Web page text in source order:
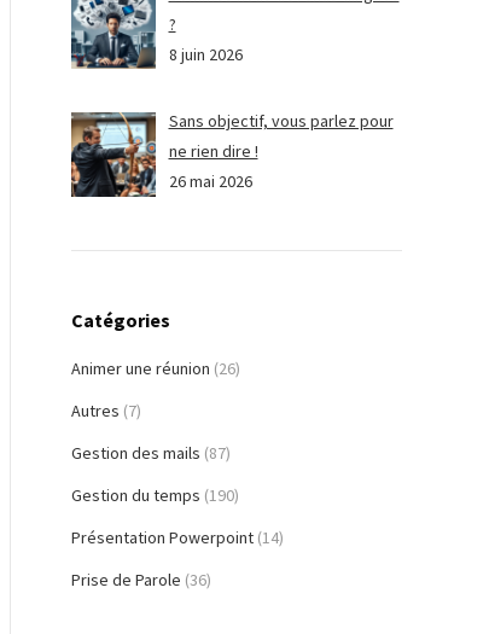
?
8 juin 2026
Sans objectif, vous parlez pour
ne rien dire !
26 mai 2026
Catégories
Animer une réunion (26)
Autres (7)
Gestion des mails (87)
Gestion du temps (190)
Présentation Powerpoint (14)
Prise de Parole (36)